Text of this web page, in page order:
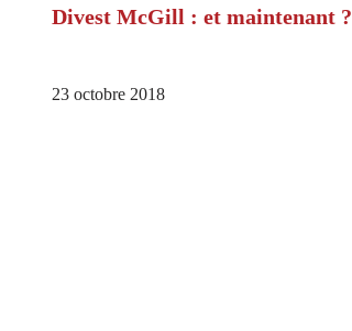
Divest McGill : et maintenant ?
23 octobre 2018